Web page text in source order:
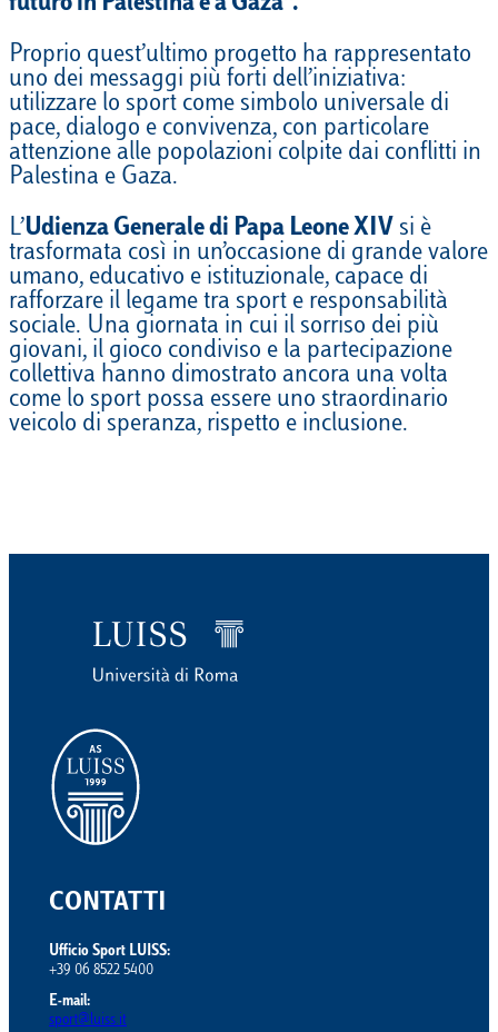
Proprio quest’ultimo progetto ha rappresentato
uno dei messaggi più forti dell’iniziativa:
utilizzare lo sport come simbolo universale di
pace, dialogo e convivenza, con particolare
attenzione alle popolazioni colpite dai conflitti in
Palestina e Gaza.
L’Udienza Generale di Papa Leone XIV si è
trasformata così in un’occasione di grande valore
umano, educativo e istituzionale, capace di
rafforzare il legame tra sport e responsabilità
sociale. Una giornata in cui il sorriso dei più
giovani, il gioco condiviso e la partecipazione
collettiva hanno dimostrato ancora una volta
come lo sport possa essere uno straordinario
veicolo di speranza, rispetto e inclusione.
CONTATTI
Ufficio Sport LUISS:
+39 06 8522 5400
E-mail:
sport@luiss.it